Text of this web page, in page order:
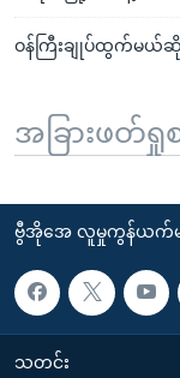
ဝန်ကြီးချုပ်ထွက်မယ်ဆို
အခြားဖတ်ရှုစ
ဗွီအိုအေ လူမှုကွန်ယက်မျ
သတင်း